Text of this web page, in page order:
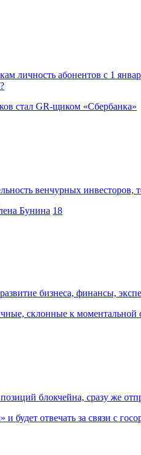
личность абонентов с 1
стал GR-щиком «Сбербанка»
венчурных инвесторов,
Бунина 18
бизнеса, финансы,
склонные к моментальной
блокчейна, сразу же
отвечать за связи с